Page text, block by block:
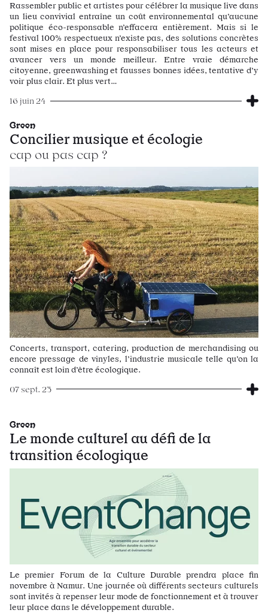
Rassembler public et artistes pour célébrer la musique live dans
un lieu convivial entraîne un coût environnemental qu’aucune
politique éco-responsable n’effacera entièrement. Mais si le
festival 100% respectueux n’existe pas, des solutions concrètes
sont mises en place pour responsabiliser tous les acteurs et
avancer vers un monde meilleur. Entre vraie démarche
citoyenne, greenwashing et fausses bonnes idées, tentative d’y
voir plus clair. Et plus vert…
16 juin 24
Green
Concilier musique et écologie
cap ou pas cap ?
Concerts, transport, catering, production de merchandising ou
encore pressage de vinyles, l’industrie musicale telle qu’on la
connaît est loin d’être écologique.
07 sept. 23
Green
Le monde culturel au défi de la
transition écologique
Le premier Forum de la Culture Durable prendra place fin
novembre à Namur. Une journée où différents secteurs culturels
sont invités à repenser leur mode de fonctionnement et à trouver
leur place dans le développement durable.